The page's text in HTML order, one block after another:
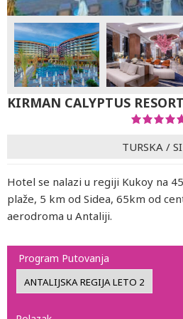
KIRMAN CALYPTUS
TURSKA /
Hotel se nalazi u regiji Kukoy na
plaže, 5 km od Sidea, 65km od
aerodroma u Antaliji.
Program Putovanja